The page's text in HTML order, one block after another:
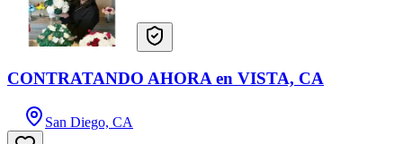
CONTRATANDO AHORA en VISTA, CA
San Diego, CA